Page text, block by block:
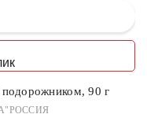
90 г